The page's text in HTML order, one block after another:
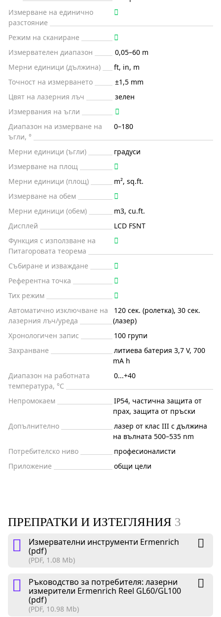
Измерване на единично
разстояние
Режим на сканиране
Измервателен диапазон
0,05–60 m
Мерни единици (дължина)
ft, in, m
Точност на измерването
±1,5 mm
Цвят на лазерния лъч
зелен
Измервания на ъгли
Диапазон на измерване на
ъгли, °
0–180
Мерни единици (ъгли)
градуси
Измерване на площ
Мерни единици (площ)
m², sq.ft.
Измерване на обем
Мерни единици (обем)
m3, cu.ft.
Дисплей
LCD FSNT
Функция с използване на
Питагоровата теорема
Събиране и изваждане
Референтна точка
Тих режим
Автоматично изключване на
лазерния лъч/уреда
120 сек. (ролетка), 30 сек.
(лазер)
Хронологичен запис
100 групи
Захранване
литиева батерия 3,7 V, 700
mA h
Диапазон на работната
температура, °C
0...+40
Непромокаем
IP54, частична защита от
прах, защита от пръски
Допълнително
лазер от клас III с дължина
на вълната 500–535 nm
Потребителско ниво
професионалисти
Приложение
общи цели
ПРЕПРАТКИ И ИЗТЕГЛЯНИЯ 3
Измервателни инструменти Ermenrich
(pdf)
(PDF, 1.08 Mb)
Ръководство за потребителя: лазерни
измерители Ermenrich Reel GL60/GL100
(pdf)
(PDF, 10.98 Mb)